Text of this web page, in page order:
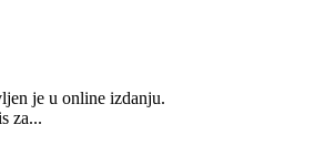
je u online izdanju.
za...